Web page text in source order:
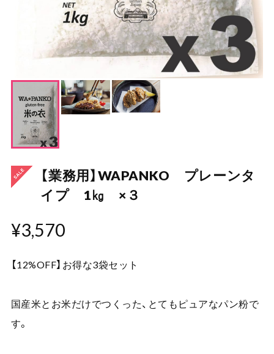
【業務用】WAPANKO プレーンタ
イプ 1㎏ ×３
¥3,570
【12%OFF】お得な3袋セット
国産米とお米だけでつくった、とてもピュアなパン粉で
す。